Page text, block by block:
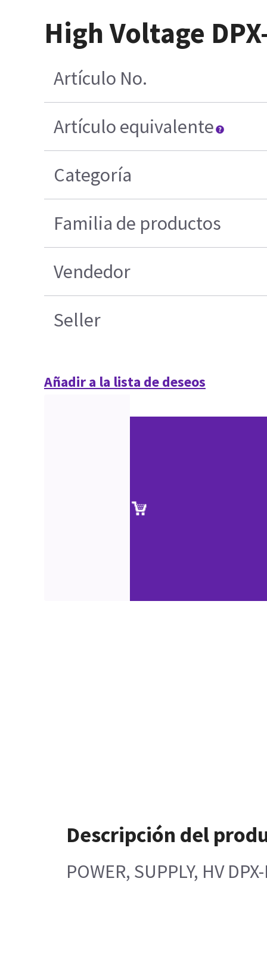
High Voltage
Artículo No.
Artículo equivalente
Categoría
Familia de productos
Vendedor
Seller
Añadir a la lista de deseos
Descripción del
POWER, SUPPLY, HV